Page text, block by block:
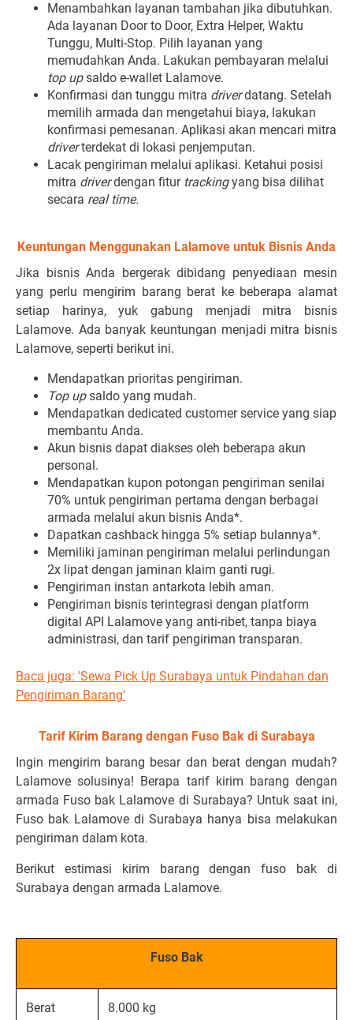
Menambahkan layanan tambahan jika dibutuhkan.
Ada layanan Door to Door, Extra Helper, Waktu
Tunggu, Multi-Stop. Pilih layanan yang
memudahkan Anda. Lakukan pembayaran melalui
top upsaldo e-wallet Lalamove.
Konfirmasi dan tunggu mitra driverdatang. Setelah
memilih armada dan mengetahui biaya, lakukan
konfirmasi pemesanan. Aplikasi akan mencari mitra
driverterdekat di lokasi penjemputan.
Lacak pengiriman melalui aplikasi. Ketahui posisi
mitra driverdengan fitur trackingyang bisa dilihat
secara real time.
Keuntungan Menggunakan Lalamove untuk Bisnis Anda
Jika bisnis Anda bergerak dibidang penyediaan mesin
yang perlu mengirim barang berat ke beberapa alamat
setiap harinya, yuk gabung menjadi mitra bisnis
Lalamove. Ada banyak keuntungan menjadi mitra bisnis
Lalamove, seperti berikut ini.
Mendapatkan prioritas pengiriman.
Top upsaldo yang mudah.
Mendapatkan dedicated customer service yang siap
membantu Anda.
Akun bisnis dapat diakses oleh beberapa akun
personal.
Mendapatkan kupon potongan pengiriman senilai
70% untuk pengiriman pertama dengan berbagai
armada melalui akun bisnis Anda*.
Dapatkan cashback hingga 5% setiap bulannya*.
Memiliki jaminan pengiriman melalui perlindungan
2x lipat dengan jaminan klaim ganti rugi.
Pengiriman instan antarkota lebih aman.
Pengiriman bisnis terintegrasi dengan platform
digital API Lalamove yang anti-ribet, tanpa biaya
administrasi, dan tarif pengiriman transparan.
Baca juga: 'Sewa Pick Up Surabaya untuk Pindahan dan
Pengiriman Barang'
Tarif Kirim Barang dengan Fuso Bak di Surabaya
Ingin mengirim barang besar dan berat dengan mudah?
Lalamove solusinya! Berapa tarif kirim barang dengan
armada Fuso bak Lalamove di Surabaya? Untuk saat ini,
Fuso bak Lalamove di Surabaya hanya bisa melakukan
pengiriman dalam kota.
Berikut estimasi kirim barang dengan fuso bak di
Surabaya dengan armada Lalamove.
Fuso Bak
Berat
8.000 kg